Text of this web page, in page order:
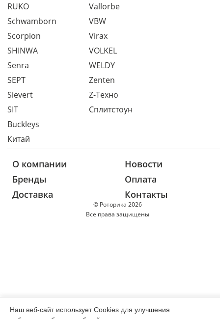
RUKO
Schwamborn
Scorpion
SHINWA
Senra
SEPT
Sievert
SIT
Vallorbe
VBW
Virax
VOLKEL
WELDY
Zenten
Z-Техно
Сплитстоун
Buckleys
Китай
© Роторика 2026
Все права защищены
О компании
Новости
Бренды
Оплата
Доставка
Контакты
Наш веб-сайт использует Cookies для улучшения